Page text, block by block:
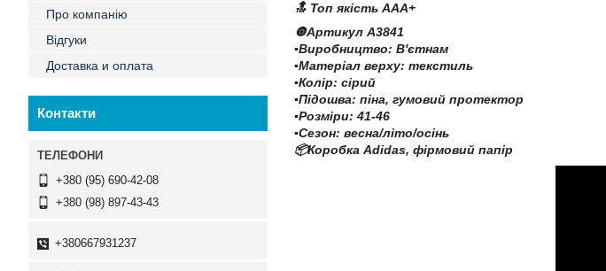
🔝 Топ якість AAA+
🔘Артикул A3841
▪️Виробництво: В'єтнам
▪️Матеріал верху: текстиль
▪️Колір: сірий
▪️Підошва: піна, гумовий протектор
▪️Розміри: 41-46
▪️Сезон: весна/літо/осінь
📦Коробка Adidas, фірмовий папір
Про компанію
Відгуки
Доставка и оплата
Контакти
+380 (95) 690-42-08
+380 (98) 897-43-43
+380667931237